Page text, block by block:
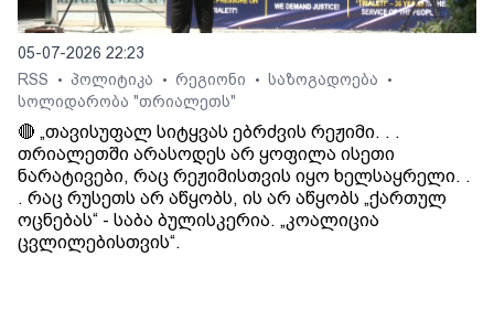
05-07-2026 22:23
RSS
• პოლიტიკა • რეგიონი • საზოგადოება •
სოლიდარობა "თრიალეთს"
🔴 „თავისუფალ სიტყვას ებრძვის რეჟიმი. . .
თრიალეთში არასოდეს არ ყოფილა ისეთი
ნარატივები, რაც რეჟიმისთვის იყო ხელსაყრელი. .
. რაც რუსეთს არ აწყობს, ის არ აწყობს „ქართულ
ოცნებას“ - საბა ბულისკერია. „კოალიცია
ცვლილებისთვის“.